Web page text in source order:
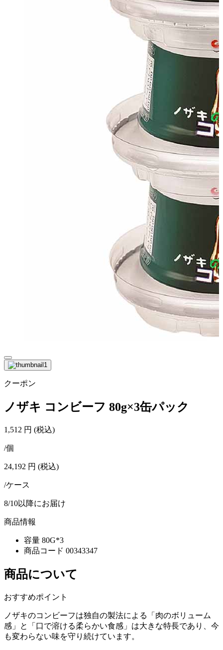
クーポン
ノザキ コンビーフ 80g×3缶パック
1,512 円 (税込)
/個
24,192 円 (税込)
/ケース
8/10以降にお届け
商品情報
容量 80G*3
商品コード 00343347
商品について
おすすめポイント
ノザキのコンビーフは独自の製法による「肉のボリューム
感」と「口で溶ける柔らかい食感」は大きな特長であり、今
も変わらない味を守り続けています。